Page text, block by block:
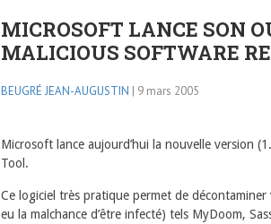
MICROSOFT LANCE SON
MALICIOUS SOFTWARE
BEUGRÉ JEAN-AUGUSTIN | 9 mars 2005
Microsoft lance aujourd’hui la nouvelle version
Tool.
Ce logiciel très pratique permet de
eu la malchance d’être infecté) tels MyDoom,